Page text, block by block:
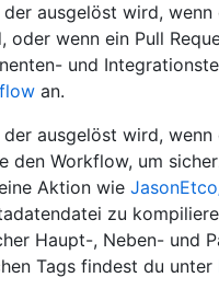
ausgelöst wird,
oder wenn ein Pull
und
an.
ausgelöst wird,
den Workflow, um
Aktion wie
zu
Haupt-, Neben- und
Tags findest du unter